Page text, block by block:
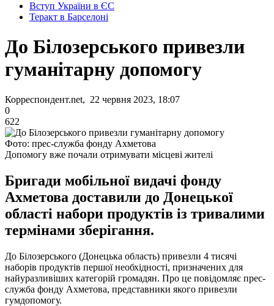
Вступ України в ЄС
Теракт в Барселоні
До Білозерського привезли
гуманітарну допомогу
Корреспондент.net, 22 червня 2023, 18:07
0
622
Фото: прес-служба фонду Ахметова
Допомогу вже почали отримувати місцеві жителі
Бригади мобільної видачі фонду
Ахметова доставили до Донецької
області набори продуктів із тривалими
термінами зберігання.
До Білозерського (Донецька область) привезли 4 тисячі
наборів продуктів першої необхідності, призначених для
найуразливіших категорій громадян. Про це повідомляє прес-
служба фонду Ахметова, представники якого привезли
гумдопомогу.